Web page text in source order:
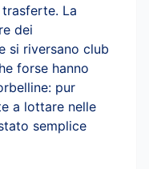
La
dei
si riversano club
forse hanno
pur
a lottare nelle
semplice